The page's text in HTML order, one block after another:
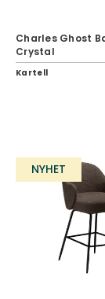
Charles Ghost
Crystal
Kartell
NYHET